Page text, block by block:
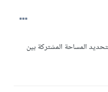
المساحة المشتركة بين